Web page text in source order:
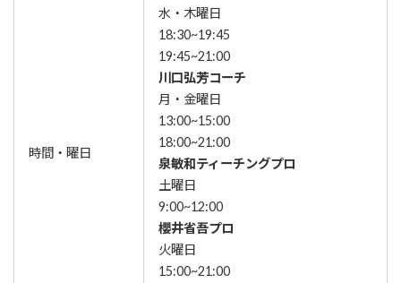
時間・曜日
水・木曜日
18:30~19:45
19:45~21:00
川口弘芳コーチ
月・金曜日
13:00~15:00
18:00~21:00
泉敏和ティーチングプロ
土曜日
9:00~12:00
櫻井省吾プロ
火曜日
15:00~21:00